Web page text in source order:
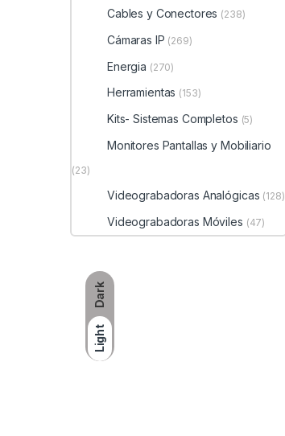
Dark
Light
Cables y Conectores (238)
Cámaras IP (269)
Energia (270)
Herramientas (153)
Kits- Sistemas Completos (5)
Monitores Pantallas y Mobiliario
(23)
Videograbadoras Analógicas (128)
Videograbadoras Móviles (47)